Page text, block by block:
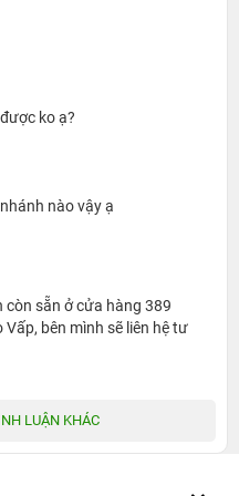
khá nổi bật cùng với
tay. Đặc biệt sản phẩm
hoàn toàn mới với công
người dùng có thể thoải
sạc cảm ứng tương tự
Nhờ có thiết kế vát
đặt bút cảm ứng ở các
chặt vào thân máy nhờ
bên trong của máy tính
được thuận tiện hơn, mà
sạc pin trở nên đơn giản
có nơi “nương tựa” khi
ko ạ?
nào vậy ạ
còn sẵn ở cửa hàng 389
bên mình sẽ liên hệ tư
LUẬN KHÁC